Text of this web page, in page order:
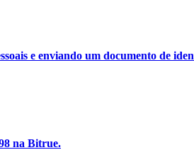
e enviando um documento de
na Bitrue.